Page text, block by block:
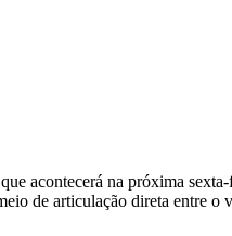
acontecerá na próxima
de articulação direta entre